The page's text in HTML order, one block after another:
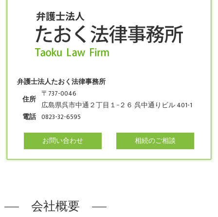
弁護士法人たおく法律事務所
住所
〒737-0046
広島県呉市中通２丁目１−２６ 呉中通りビル 401-1
電話 0823-32-6595
お問い合わせ 相続のご相談
会社概要